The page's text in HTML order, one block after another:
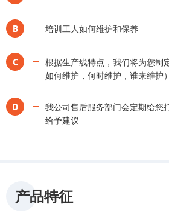
B 培训工人如何维护和保养
C
根据生产线特点，我们将为您制
如何维护，何时维护，谁来维护）
D
我公司售后服务部门会定期给您
给予建议
产品特征